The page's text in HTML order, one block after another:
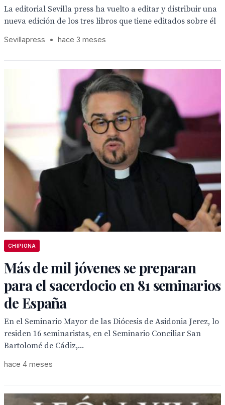
La editorial Sevilla press ha vuelto a editar y distribuir una
nueva edición de los tres libros que tiene editados sobre él
Sevillapress • hace 3 meses
CHIPIONA
Más de mil jóvenes se preparan
para el sacerdocio en 81 seminarios
de España
En el Seminario Mayor de las Diócesis de Asidonia Jerez, lo
residen 16 seminaristas, en el Seminario Conciliar San
Bartolomé de Cádiz,...
hace 4 meses